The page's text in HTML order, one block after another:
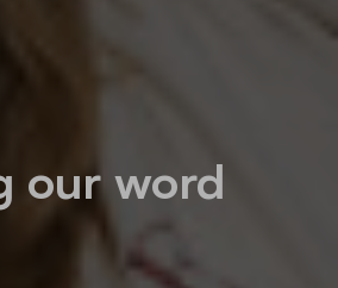
our word